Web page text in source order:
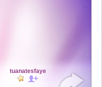
tuanatesfaye